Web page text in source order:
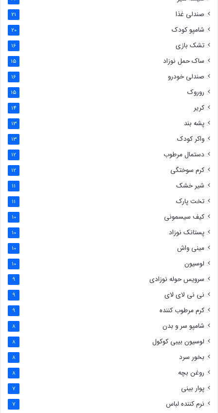
صندلی غذا 21
شامپو کودک 20
تشک بازی 16
ساک حمل نوزاد 15
صندلی خودرو 16
روروک 15
کریر 14
پشه بند 13
واکر کودک 13
دستمال مرطوب 12
کرم سوختگی 12
شیر خشک 11
تخت پارک 11
کیف سیسمونی 10
پستانک نوزاد 10
مینی واش 10
لوسیون 10
سرویس حوله نوزادی 9
نی نی لای لای 9
کرم مرطوب کننده 9
شامپو سر و بدن 8
لوسیون بیبی کوکول 8
بخور سرد 8
روغن بچه 8
پوار بینی 7
نرم کننده لباس 7